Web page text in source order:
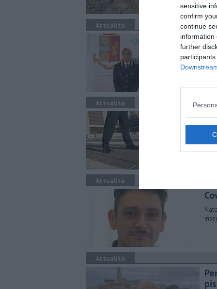
sensitive
confirm
continue
information
further
Attualità
Attualità
​Il
Attualità
Attualità